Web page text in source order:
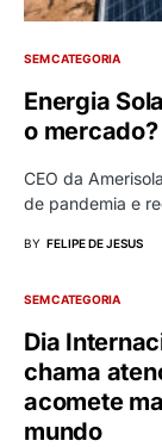
SEM CATEGORIA
Energia
o mercado?
CEO da
de pandemia e
BY FELIPE DE JESUS
SEM CATEGORIA
Dia
chama
acomete
mundo